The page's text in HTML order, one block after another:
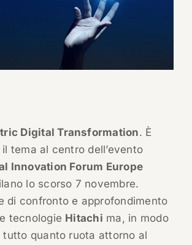
Digital Transformation. È
tema al centro dell’evento
Innovation Forum Europe
lo scorso 7 novembre.
di confronto e approfondimento
tecnologie Hitachi ma, in modo
tutto quanto ruota attorno al